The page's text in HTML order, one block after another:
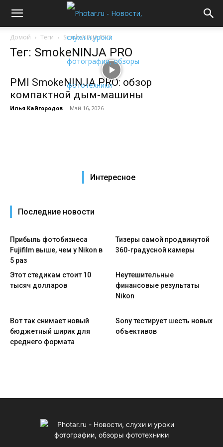
Домой Теги SmokeNINJA PRO
Тег: SmokeNINJA PRO
PMI SmokeNINJA PRO: обзор
компактной дым-машины
Илья Кайгородов - Май 16, 2026
Интересное
Последние новости
Прибыль фотобизнеса
Fujifilm выше, чем у Nikon в
5 раз
Тизеры самой продвинутой
360-градусной камеры
Этот стедикам стоит 10
тысяч долларов
Неутешительные
финансовые результаты
Nikon
Вот так снимает новый
бюджетный ширик для
среднего формата
Sony тестирует шесть новых
объективов